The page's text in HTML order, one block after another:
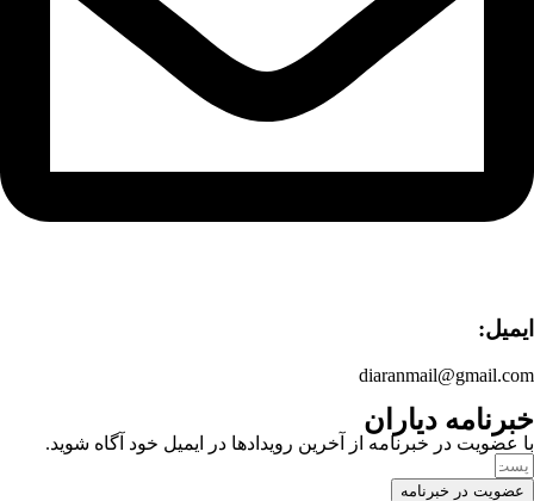
ایمیل:
diaranmail@gmail.com
خبرنامه دیاران
با عضویت در خبرنامه از آخرین رویدادها در ایمیل خود آگاه شوید.
عضویت در خبرنامه